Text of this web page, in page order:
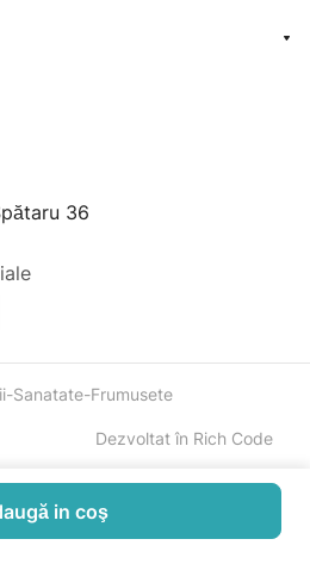
36
Sanatate-Frumusete
Dezvoltat în Rich Code
in coş